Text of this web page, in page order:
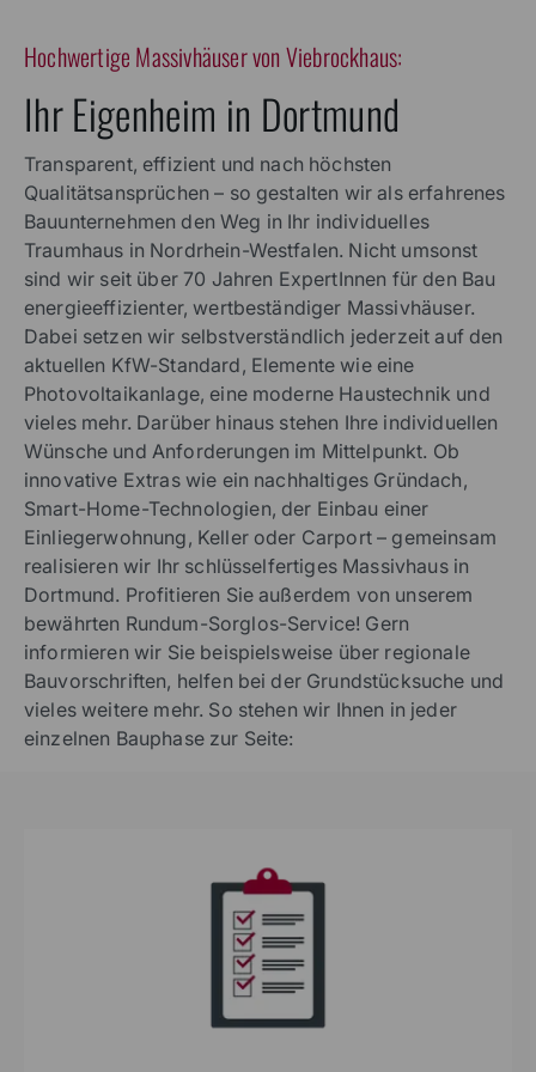
Hochwertige Massivhäuser von Viebrockhaus:
Ihr Eigenheim in Dortmund
Transparent, effizient und nach höchsten
Qualitätsansprüchen – so gestalten wir als erfahrenes
Bauunternehmen den Weg in Ihr individuelles
Traumhaus in Nordrhein-Westfalen. Nicht umsonst
sind wir seit über 70 Jahren ExpertInnen für den Bau
energieeffizienter, wertbeständiger Massivhäuser.
Dabei setzen wir selbstverständlich jederzeit auf den
aktuellen KfW-Standard, Elemente wie eine
Photovoltaikanlage, eine moderne Haustechnik und
vieles mehr. Darüber hinaus stehen Ihre individuellen
Wünsche und Anforderungen im Mittelpunkt. Ob
innovative Extras wie ein nachhaltiges Gründach,
Smart-Home-Technologien, der Einbau einer
Einliegerwohnung, Keller oder Carport – gemeinsam
realisieren wir Ihr schlüsselfertiges Massivhaus in
Dortmund. Profitieren Sie außerdem von unserem
bewährten Rundum-Sorglos-Service! Gern
informieren wir Sie beispielsweise über regionale
Bauvorschriften, helfen bei der Grundstücksuche und
vieles weitere mehr. So stehen wir Ihnen in jeder
einzelnen Bauphase zur Seite: